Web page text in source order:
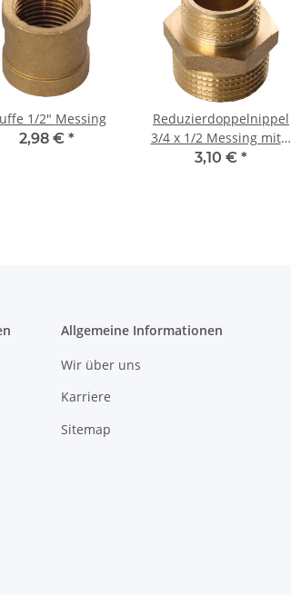
Muffe 1/2" Messing
2,98 € *
Reduzierdoppelnippel
3/4 x 1/2 Messing mit 2
Außengewinden
3,10 € *
Allgemeine Informationen
Wir über uns
Karriere
Sitemap